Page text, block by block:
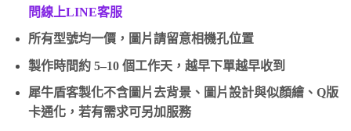
問線上LINE客服
所有型號均一價，圖片請留意相機孔位置
製作時間約 5–10 個工作天，越早下單越早收到
犀牛盾客製化不含圖片去背景、圖片設計與似顏繪、Q版
卡通化，若有需求可另加服務